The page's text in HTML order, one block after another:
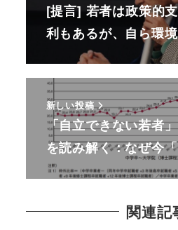
[提言] 若者は政策的
利もあるが、自ら環
新しい投稿
「自立できない若者
を読み解く：なぜ今
関連記